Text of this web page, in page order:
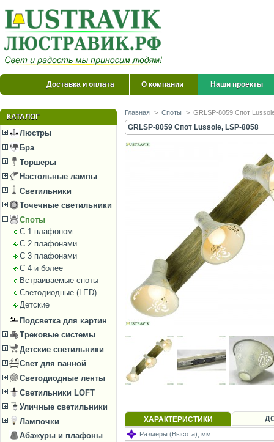
Доставка и оплата О компании Наши проекты
КАТАЛОГ
Люстры
Бра
Торшеры
Настольные лампы
Светильники
Точечные светильники
Споты
С 1 плафоном
С 2 плафонами
С 3 плафонами
С 4 и более
Встраиваемые споты
Светодиодные (LED)
Детские
Подсветка для картин
Трековые системы
Детские светильники
Свет для ванной
Светодиодные ленты
Светильники LOFT
Уличные светильники
Лампочки
Абажуры и плафоны
Главная > Споты > GRLSP-8059 Спот
GRLSP-8059 Спот Lussole, LSP-8058
ХАРАКТЕРИСТИКИ
Размеры (Высота), мм: